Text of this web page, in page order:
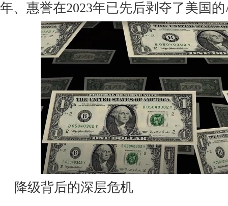
年、惠誉在2023年已先后剥夺了美国
降级背后的深层危机